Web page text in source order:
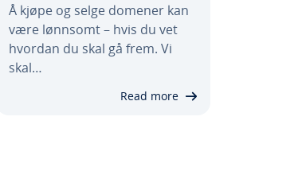
Å kjøpe og selge domener kan
være lønnsomt – hvis du vet
hvordan du skal gå frem. Vi
skal…
Read more